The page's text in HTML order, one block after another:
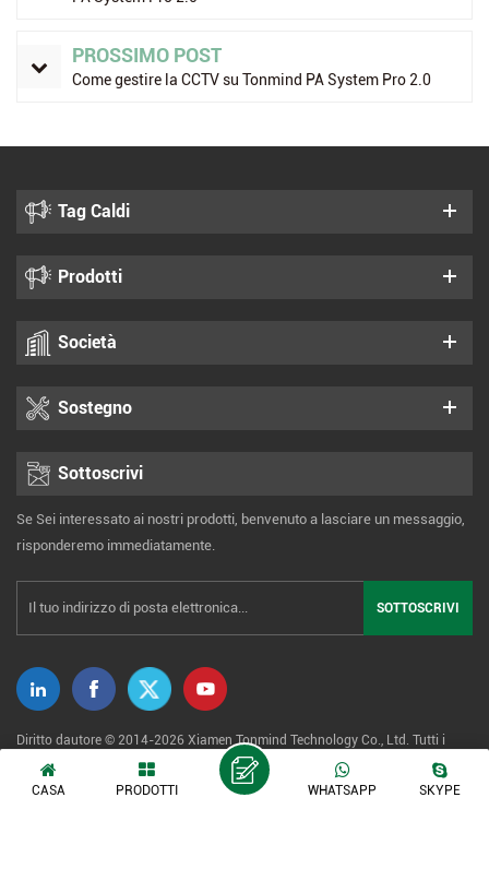
PROSSIMO POST
Come gestire la CCTV su Tonmind PA System Pro 2.0
Tag Caldi
Prodotti
Società
Sostegno
Sottoscrivi
Se Sei interessato ai nostri prodotti, benvenuto a lasciare un messaggio,
risponderemo immediatamente.
Diritto dautore © 2014-2026 Xiamen Tonmind Technology Co., Ltd. Tutti i
diritti riservati. |
Mappa del sito XML |
politica sulla riservatezza
Rete IPv6 supportata
CASA PRODOTTI SKYPE
WHATSAPP